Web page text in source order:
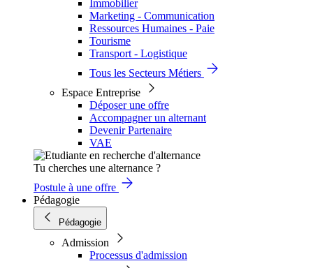
Immobilier
Marketing - Communication
Ressources Humaines - Paie
Tourisme
Transport - Logistique
Tous les Secteurs Métiers
Espace Entreprise
Déposer une offre
Accompagner un alternant
Devenir Partenaire
VAE
Tu cherches une alternance ?
Postule à une offre
Pédagogie
Pédagogie
Admission
Processus d'admission